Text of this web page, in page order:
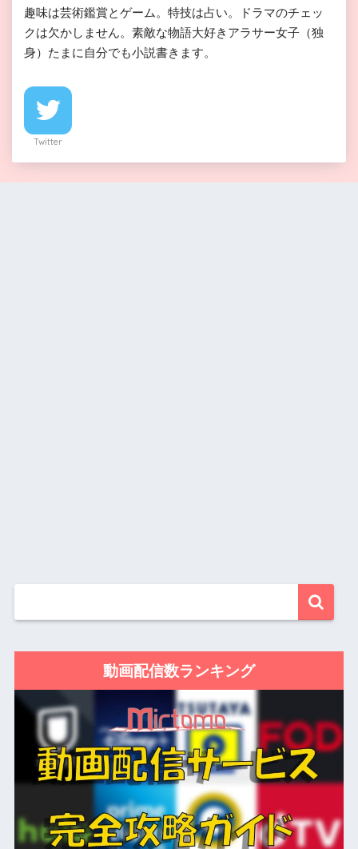
趣味は芸術鑑賞とゲーム。特技は占い。ドラマのチェッ
クは欠かしません。素敵な物語大好きアラサー女子（独
身）たまに自分でも小説書きます。
Twitter
動画配信数ランキング